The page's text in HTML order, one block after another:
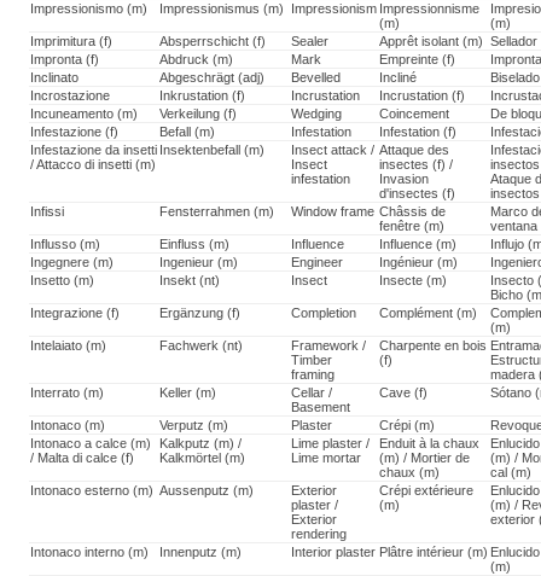
Impressionismo (m)
Impressionismus (m) Impressionism Impressionnisme
(m)
(m)
Imprimitura (f)
Absperrschicht (f) Sealer Apprêt isolant (m)
Impronta (f)
Abdruck (m) Mark Empreinte (f)
Inclinato
Abgeschrägt (adj) Bevelled Incliné
Biselado
Incrostazione
Inkrustation (f) Incrustation Incrustation (f)
Incuneamento (m)
Verkeilung (f) Wedging Coincement
De
Infestazione (f)
Befall (m) Infestation Infestation (f)
Infestazione da insetti
/ Attacco di insetti (m)
Insektenbefall (m)
Insect attack /
Insect
infestation
Attaque des
insectes (f) /
Invasion
d'insectes (f)
Ataque
Infissi
Fensterrahmen (m) Window frame Châssis de
fenêtre (m)
Marco
ventana
Influsso (m)
Einfluss (m) Influence Influence (m)
Influjo
Ingegnere (m)
Ingenieur (m) Engineer Ingénieur (m)
Insetto (m)
Insekt (nt) Insect Insecte (m)
Insecto
Bicho
Integrazione (f)
Ergänzung (f) Completion Complément (m)
(m)
Intelaiato (m)
Fachwerk (nt)
Framework /
Timber
framing
Charpente en bois
(f)
madera
Interrato (m)
Keller (m)
Cellar /
Basement
Cave (f) Sótano
Intonaco (m) Verputz (m) Plaster Crépi (m)
Intonaco a calce (m)
/ Malta di calce (f)
Kalkputz (m) /
Kalkmörtel (m)
Lime plaster /
Lime mortar
Enduit à la chaux
(m) / Mortier de
chaux (m)
(m) /
cal (m)
Intonaco esterno (m) Aussenputz (m)
Exterior
plaster /
Exterior
rendering
Crépi extérieure
(m)
(m) /
exterior
Intonaco interno (m) Innenputz (m) Interior plaster Plâtre intérieur (m)
(m)